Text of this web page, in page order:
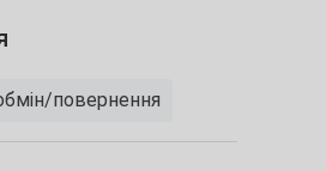
повернення